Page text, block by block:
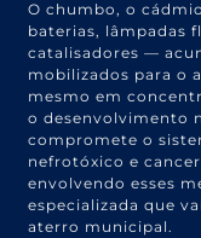
O chumbo, o
baterias, lâmpadas
catalisadores —
mobilizados para o
mesmo em
o desenvolvimento
compromete o
nefrotóxico e
envolvendo esses
especializada que
aterro municipal.